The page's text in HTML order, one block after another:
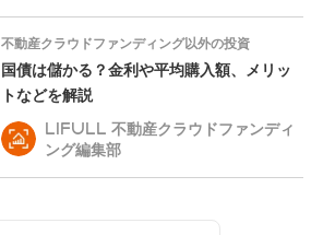
不動産クラウドファンディング以外の投資
国債は儲かる？金利や平均購入額、メリッ
トなどを解説
LIFULL 不動産クラウドファンディ
ング編集部